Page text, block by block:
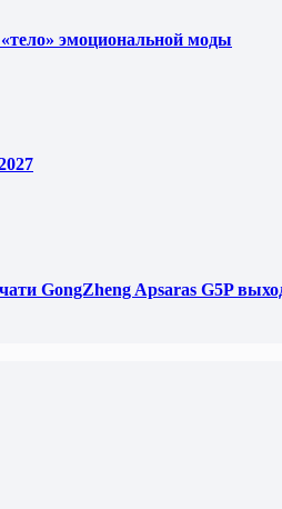
эмоциональной моды
GongZheng Apsaras G5P